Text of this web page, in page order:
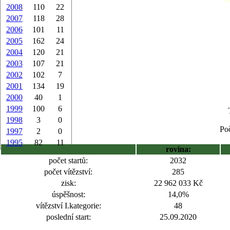
2008
110
22
2007
118
28
2006
101
11
2005
162
24
2004
120
21
2003
107
21
2002
102
7
2001
134
19
2000
40
1
1999
100
6
1998
3
0
1997
2
0
1995
82 11
rovina:
počet startů:
2032
počet vítězství:
285
zisk:
22 962 033 Kč
úspěšnost:
14,0%
vítězství I.kategorie:
48
poslední start:
25.09.2020